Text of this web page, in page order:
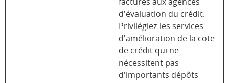
factures aux agences
d'évaluation du crédit.
Privilégiez les services
d'amélioration de la cote
de crédit qui ne
nécessitent pas
d'importants dépôts